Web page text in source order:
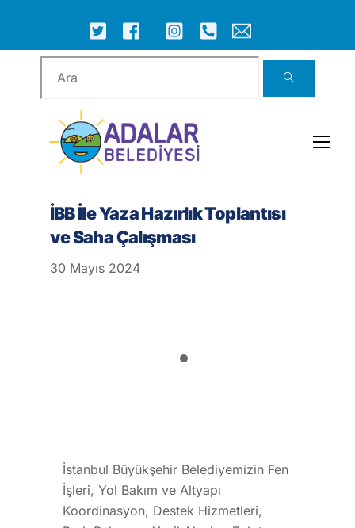
content
ICON
LABEL
ICON
LABEL
ICON
ICON
LABEL
ICON
LABEL
ICON
LABEL
İBB İle Yaza Hazırlık Toplantısı
ve Saha Çalışması
30 Mayıs 2024
İstanbul Büyükşehir Belediyemizin Fen
İşleri, Yol Bakım ve Altyapı
Koordinasyon, Destek Hizmetleri,